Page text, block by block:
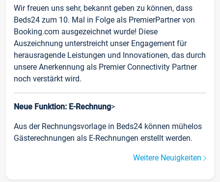
Wir freuen uns sehr, bekannt geben zu können, dass
Beds24 zum 10. Mal in Folge als PremierPartner von
Booking.com ausgezeichnet wurde! Diese
Auszeichnung unterstreicht unser Engagement für
herausragende Leistungen und Innovationen, das durch
unsere Anerkennung als Premier Connectivity Partner
noch verstärkt wird.
Neue Funktion: E-Rechnung>
Aus der Rechnungsvorlage in Beds24 können mühelos
Gästerechnungen als E-Rechnungen erstellt werden.
Weitere Neuigkeiten